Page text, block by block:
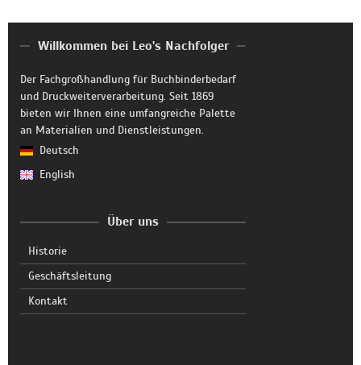
Willkommen bei Leo's Nachfolger
Der Fachgroßhandlung für Buchbinderbedarf
und Druckweiterverarbeitung. Seit 1869
bieten wir Ihnen eine umfangreiche Palette
an Materialien und Dienstleistungen.
Deutsch
English
Über uns
Historie
Geschäftsleitung
Kontakt